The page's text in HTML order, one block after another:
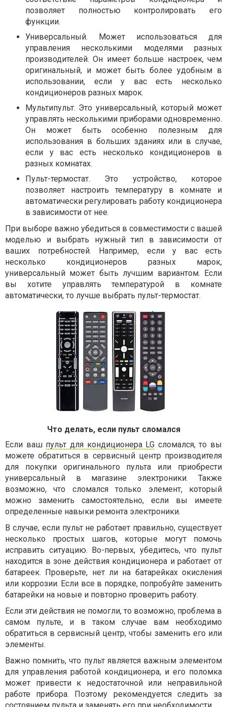
позволяет полностью контролировать его
функции.
Универсальный. Может использоваться для
управления несколькими моделями разных
производителей. Он имеет больше настроек, чем
оригинальный, и может быть более удобным в
использовании, если у вас есть несколько
кондиционеров разных марок.
Мультипульт. Это универсальный, который может
управлять несколькими приборами одновременно.
Он может быть особенно полезным для
использования в больших зданиях или в случае,
если у вас есть несколько кондиционеров в
разных комнатах.
Пульт-термостат. Это устройство, которое
позволяет настроить температуру в комнате и
автоматически регулировать работу кондиционера
в зависимости от нее.
При выборе важно убедиться в совместимости с вашей
моделью и выбрать нужный тип в зависимости от
ваших потребностей. Например, если у вас есть
несколько кондиционеров разных марок,
универсальный может быть лучшим вариантом. Если
вы хотите управлять температурой в комнате
автоматически, то лучше выбрать пульт-термостат.
Что делать, если пульт сломался
Если ваш пульт для кондиционера LG сломался, то вы
можете обратиться в сервисный центр производителя
для покупки оригинального пульта или приобрести
универсальный в магазине электроники. Также
возможно, что сломался только элемент, который
можно заменить самостоятельно, если вы имеете
определенные навыки ремонта электроники.
В случае, если пульт не работает правильно, существует
несколько простых шагов, которые могут помочь
исправить ситуацию. Во-первых, убедитесь, что пульт
находится в зоне действия кондиционера и работает от
батареек. Проверьте, нет ли на батарейках окисления
или коррозии. Если все в порядке, попробуйте заменить
батарейки на новые и повторно проверить работу.
Если эти действия не помогли, то возможно, проблема в
самом пульте, и в таком случае вам необходимо
обратиться в сервисный центр, чтобы заменить его или
элементы.
Важно помнить, что пульт является важным элементом
для управления работой кондиционера, и его поломка
может привести к недостаточной или неправильной
работе прибора. Поэтому рекомендуется следить за